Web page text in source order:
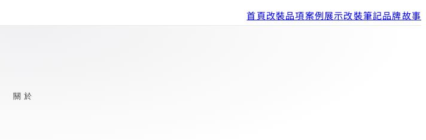
首頁改裝品項案例展示改裝筆記品牌故事
關於